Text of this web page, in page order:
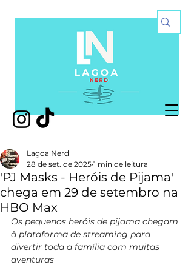
'PJ Masks - Heróis de Pijama'
chega em 29 de setembro na
HBO Max
Lagoa Nerd
28 de set. de 2025 1 min de leitura
Os pequenos heróis de pijama chegam
à plataforma de streaming para
divertir toda a família com muitas
aventuras